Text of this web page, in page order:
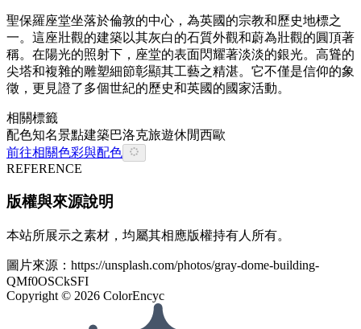
聖保羅座堂坐落於倫敦的中心，為英國的宗教和歷史地標之
一。這座壯觀的建築以其灰白的石質外觀和蔚為壯觀的圓頂著
稱。在陽光的照射下，座堂的表面閃耀著淡淡的銀光。高聳的
尖塔和複雜的雕塑細節彰顯其工藝之精湛。它不僅是信仰的象
徵，更見證了多個世紀的歷史和英國的國家活動。
相關標籤
配色知名景點建築巴洛克旅遊休閒西歐
前往相關色彩與配色
REFERENCE
版權與來源說明
本站所展示之素材，均屬其相應版權持有人所有。
圖片來源： https://unsplash.com/photos/gray-dome-building-
QMf0OSCkSFI
Copyright © 2026 ColorEncyc